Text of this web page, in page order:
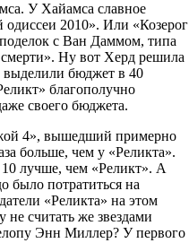
У Хайамса славное
2010». Или «Козерог
с Ван Даммом, типа
Ну вот Херд решила
бюджет в 40
благополучно
своего бюджета.
4», вышедший примерно
больше, чем у «Реликта».
лучше, чем «Реликт». А
было потратиться на
«Реликта» на этом
не считать же звездами
Энн Миллер? У первого